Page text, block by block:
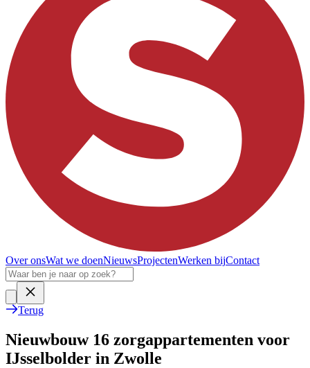
Over onsWat we doenNieuwsProjectenWerken bijContact
Terug
Nieuwbouw 16 zorgappartementen voor
IJsselbolder in Zwolle